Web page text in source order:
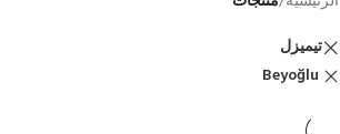
تيميزل
Beyoğlu